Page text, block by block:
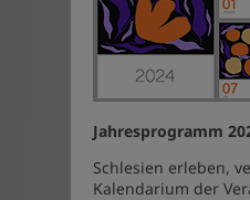
Jahresprogramm
Schlesien erleben,
Kalendarium der